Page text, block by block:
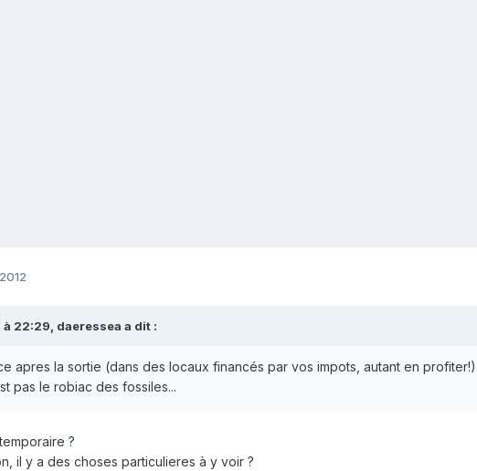
à 22:29, daeressea a dit :
apres la sortie (dans des locaux financés par vos impots, autant en profiter!)
pas le robiac des fossiles...
?
il y a des choses particulieres à y voir ?